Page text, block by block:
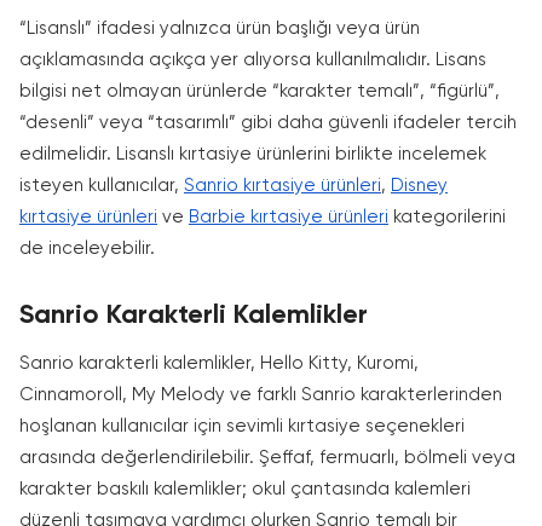
“Lisanslı” ifadesi yalnızca ürün başlığı veya ürün
açıklamasında açıkça yer alıyorsa kullanılmalıdır. Lisans
bilgisi net olmayan ürünlerde “karakter temalı”, “figürlü”,
“desenli” veya “tasarımlı” gibi daha güvenli ifadeler tercih
edilmelidir. Lisanslı kırtasiye ürünlerini birlikte incelemek
isteyen kullanıcılar, Sanrio kırtasiye ürünleri, Disney
kırtasiye ürünleri ve Barbie kırtasiye ürünleri kategorilerini
de inceleyebilir.
Sanrio Karakterli Kalemlikler
Sanrio karakterli kalemlikler, Hello Kitty, Kuromi,
Cinnamoroll, My Melody ve farklı Sanrio karakterlerinden
hoşlanan kullanıcılar için sevimli kırtasiye seçenekleri
arasında değerlendirilebilir. Şeffaf, fermuarlı, bölmeli veya
karakter baskılı kalemlikler; okul çantasında kalemleri
düzenli taşımaya yardımcı olurken Sanrio temalı bir